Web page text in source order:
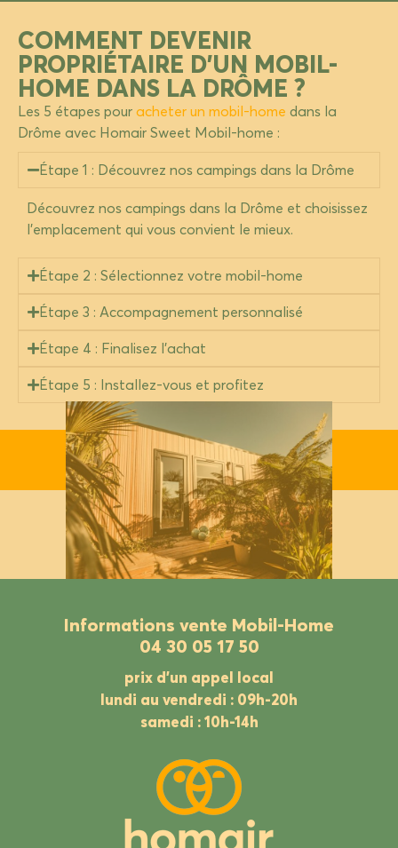
COMMENT DEVENIR
PROPRIÉTAIRE D'UN MOBIL-
HOME DANS LA DRÔME ?
Les 5 étapes pour acheter un mobil-home dans la
Drôme avec Homair Sweet Mobil-home :
Étape 1 : Découvrez nos campings dans la Drôme
Découvrez nos campings dans la Drôme et choisissez
l’emplacement qui vous convient le mieux.
Étape 2 : Sélectionnez votre mobil-home
Étape 3 : Accompagnement personnalisé
Étape 4 : Finalisez l’achat
Étape 5 : Installez-vous et profitez
Informations vente Mobil-Home
04 30 05 17 50
prix d’un appel local
lundi au vendredi : 09h-20h
samedi : 10h-14h